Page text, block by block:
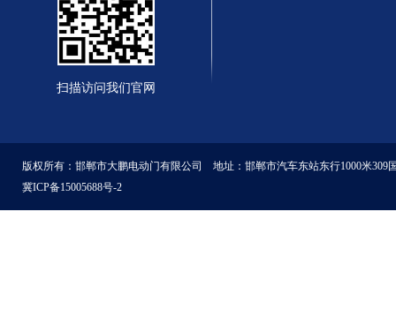
扫描访问我们官网
版权所有：邯郸市大鹏电动门有限公司 地址：邯郸市汽车东站东行1000米309
冀ICP备15005688号-2